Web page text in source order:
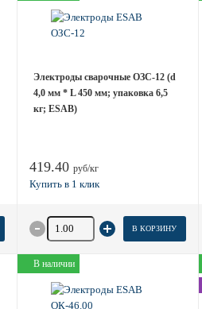
Электроды сварочные ОЗС-12 (d
4,0 мм * L 450 мм; упаковка 6,5
кг; ESAB)
419.40 руб/кг
Количество товара В КОРЗИНУ
В наличии